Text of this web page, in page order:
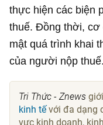
thực hiện các biện
thuế. Đồng thời, cơ
mật quá trình khai
của người nộp thuế.
Tri Thức - Znews
kinh tếvới đa dạng
vực kinh doanh,